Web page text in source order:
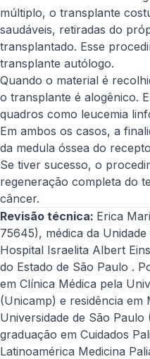
múltiplo, o transplante
saudáveis, retiradas do
transplantado. Esse
transplante autólogo.
Quando o material é
o transplante é alogênico.
quadros como leucemia
Em ambos os casos, a
da medula óssea do
Se tiver sucesso, o
regeneração completa do
câncer.
Revisão técnica: Erica
75645), médica da
Hospital Israelita Albert
do Estado de São Paulo .
em Clínica Médica pela
(Unicamp) e residência em
Universidade de São
graduação em Cuidados
Latinoamérica Medicina